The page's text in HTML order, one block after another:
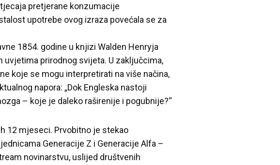
pretjerane konzumacije
upotrebe ovog izraza povećala se za
1854. godine u knjizi Walden Henryja
uvjetima prirodnog svijeta. U zaključcima,
koje se mogu interpretirati na više načina,
napora: „Dok Engleska nastoji
– koje je daleko raširenije i pogubnije?“
12 mjeseci. Prvobitno je stekao
Generacije Z i Generacije Alfa –
novinarstvu, uslijed društvenih